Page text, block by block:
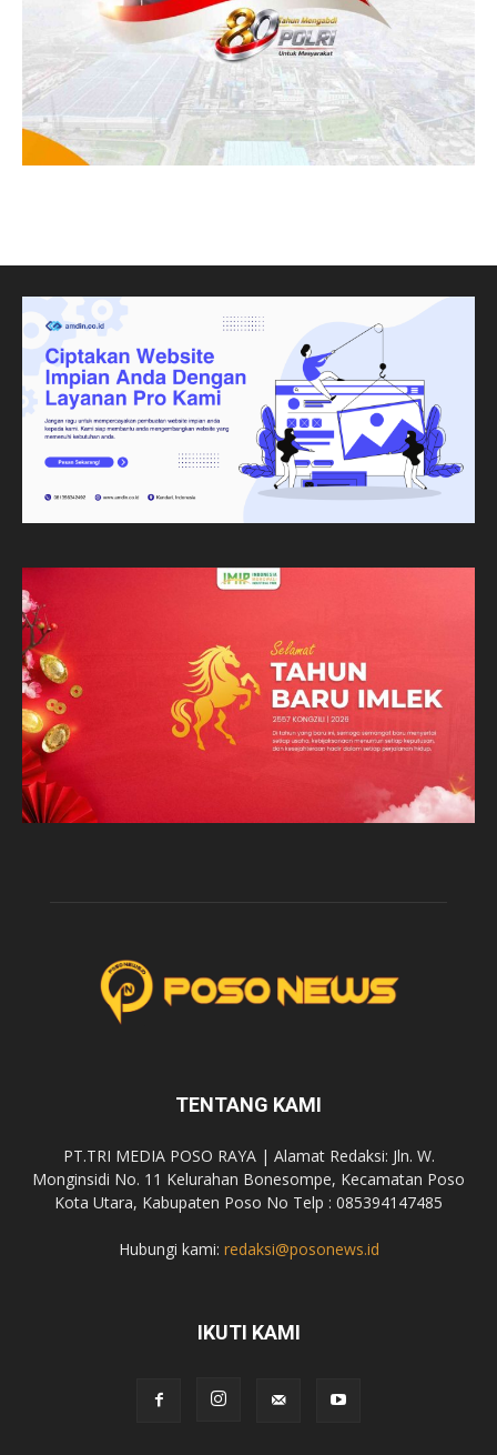
TENTANG KAMI
PT.TRI MEDIA POSO RAYA | Alamat Redaksi: Jln. W.
Monginsidi No. 11 Kelurahan Bonesompe, Kecamatan Poso
Kota Utara, Kabupaten Poso No Telp : 085394147485
Hubungi kami: redaksi@posonews.id
IKUTI KAMI